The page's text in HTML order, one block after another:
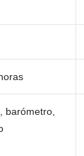
barómetro,